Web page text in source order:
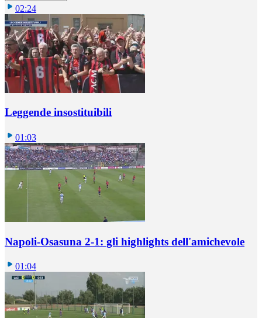
02:24
Leggende insostituibili
01:03
Napoli-Osasuna 2-1: gli highlights dell'amichevole
01:04